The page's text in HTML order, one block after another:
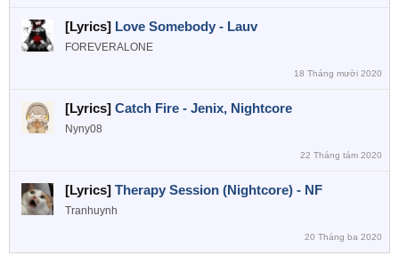
[Lyrics] Love Somebody - Lauv
FOREVERALONE
18 Tháng mười 2020
[Lyrics] Catch Fire - Jenix, Nightcore
Nyny08
22 Tháng tám 2020
[Lyrics] Therapy Session (Nightcore) - NF
Tranhuynh
20 Tháng ba 2020